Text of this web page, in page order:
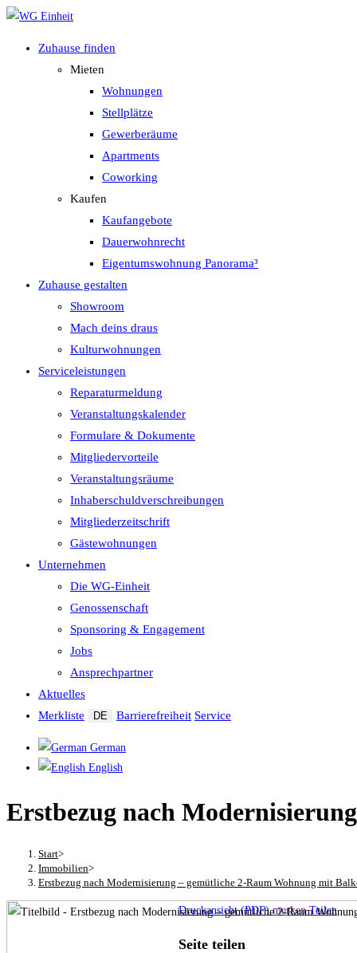
Zum
springen
Zuhause finden
Mieten
Wohnungen
Stellplätze
Gewerberäume
Apartments
Coworking
Kaufen
Kaufangebote
Dauerwohnrecht
Eigentumswohnung Panorama³
Zuhause gestalten
Showroom
Mach deins draus
Kulturwohnungen
Serviceleistungen
Reparaturmeldung
Veranstaltungskalender
Formulare & Dokumente
Mitgliedervorteile
Veranstaltungsräume
Inhaberschuld­verschreibungen
Mitgliederzeitschrift
Gästewohnungen
Unternehmen
Die WG-Einheit
Genossenschaft
Sponsoring & Engagement
Jobs
Ansprechpartner
Aktuelles
Merkliste
DE Barrierefreiheit Service
German
English
Erstbezug nach
Start>
Immobilien>
Erstbezug nach Modernisierung – gemütliche 2-Raum Wohnung mit
Druckansicht (PDF)merkenTeilen
Seite teilen